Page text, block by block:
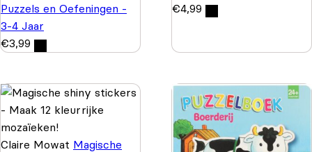
Puzzels en Oefeningen -
3-4 Jaar
€3,99
€4,99
Claire Mowat Magische